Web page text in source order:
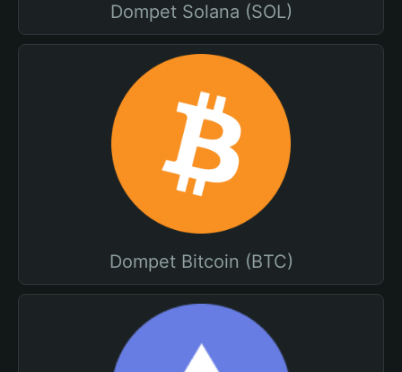
Dompet Solana (SOL)
Dompet Bitcoin (BTC)